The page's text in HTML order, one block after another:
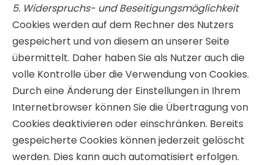
5. Widerspruchs- und Beseitigungsmöglichkeit
Cookies werden auf dem Rechner des Nutzers
gespeichert und von diesem an unserer Seite
übermittelt. Daher haben Sie als Nutzer auch die
volle Kontrolle über die Verwendung von Cookies.
Durch eine Änderung der Einstellungen in Ihrem
Internetbrowser können Sie die Übertragung von
Cookies deaktivieren oder einschränken. Bereits
gespeicherte Cookies können jederzeit gelöscht
werden. Dies kann auch automatisiert erfolgen.